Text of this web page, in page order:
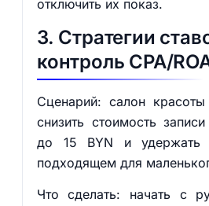
отключить их показ.
3. Стратегии
контроль CPA/
Сценарий: салон
снизить стоимость
до 15 BYN и удержать
подходящем для
Что сделать: начать с